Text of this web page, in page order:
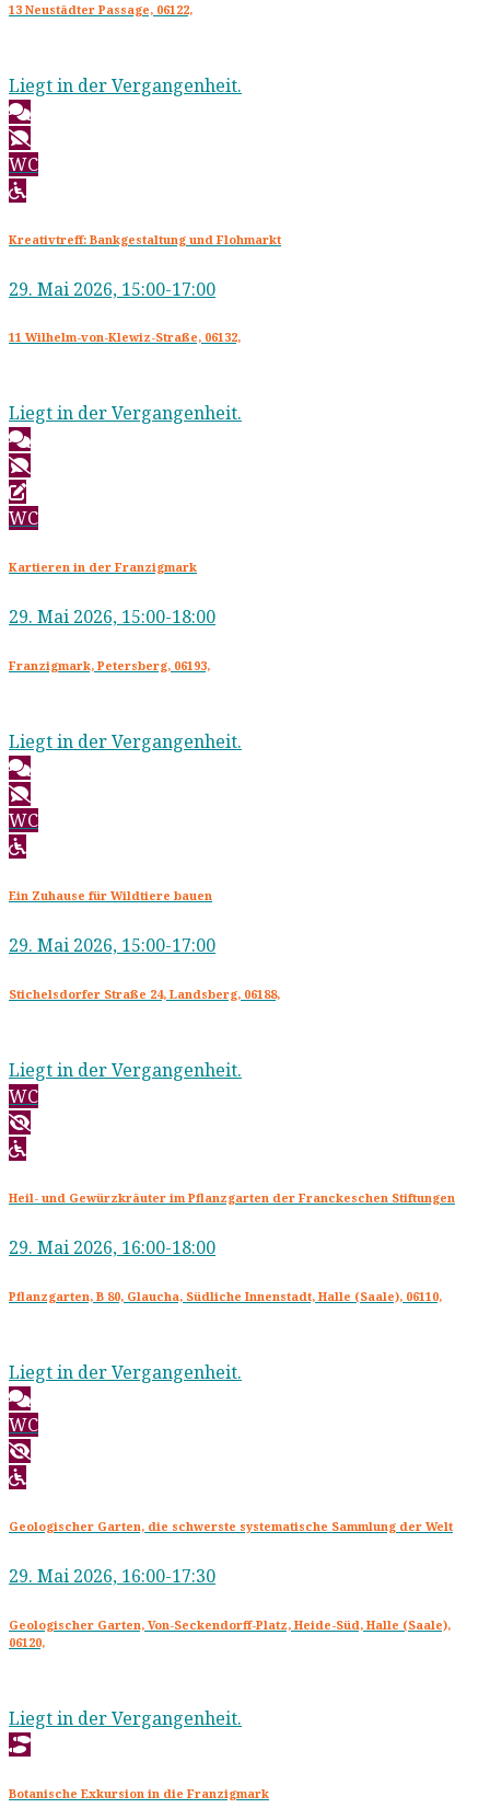
13 Neustädter Passage, 06122,
Liegt in der Vergangenheit.
WC
Kreativtreff: Bankgestaltung und Flohmarkt
29. Mai 2026, 15:00-17:00
11 Wilhelm-von-Klewiz-Straße, 06132,
Liegt in der Vergangenheit.
WC
Kartieren in der Franzigmark
29. Mai 2026, 15:00-18:00
Franzigmark, Petersberg, 06193,
Liegt in der Vergangenheit.
WC
Ein Zuhause für Wildtiere bauen
29. Mai 2026, 15:00-17:00
Stichelsdorfer Straße 24, Landsberg, 06188,
Liegt in der Vergangenheit.
WC
Heil- und Gewürzkräuter im Pflanzgarten der Franckeschen Stiftungen
29. Mai 2026, 16:00-18:00
Pflanzgarten, B 80, Glaucha, Südliche Innenstadt, Halle (Saale), 06110,
Liegt in der Vergangenheit.
WC
Geologischer Garten, die schwerste systematische Sammlung der Welt
29. Mai 2026, 16:00-17:30
Geologischer Garten, Von-Seckendorff-Platz, Heide-Süd, Halle (Saale),
06120,
Liegt in der Vergangenheit.
Botanische Exkursion in die Franzigmark